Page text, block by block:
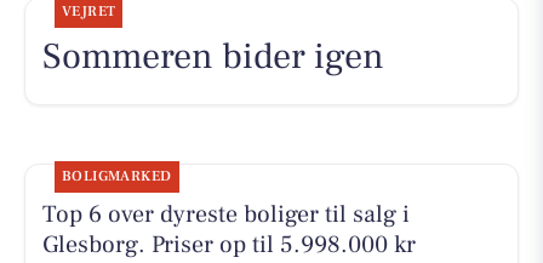
VEJRET
Sommeren bider igen
BOLIGMARKED
Top 6 over dyreste boliger til salg i
Glesborg. Priser op til 5.998.000 kr